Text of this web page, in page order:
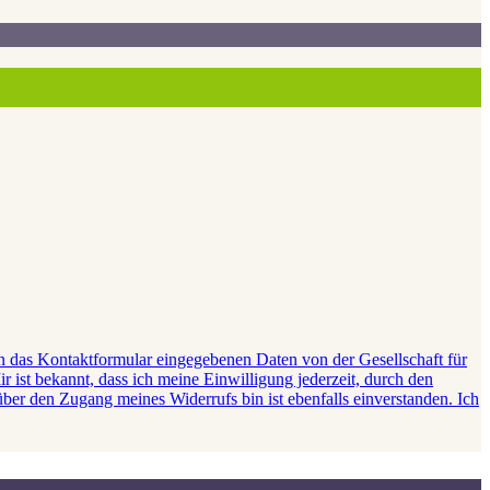
Kontaktformular eingegebenen Daten von der Gesellschaft für
ist bekannt, dass ich meine Einwilligung jederzeit, durch den
den Zugang meines Widerrufs bin ist ebenfalls einverstanden. Ich